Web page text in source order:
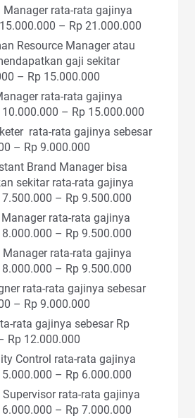
rata-rata gajinya
– Rp 21.000.000
Resource Manager atau
gaji sekitar
– Rp 15.000.000
rata-rata gajinya
10.000.000 – Rp 15.000.000
rata-rata gajinya sebesar
– Rp 9.000.000
Brand Manager bisa
sekitar rata-rata gajinya
7.500.000 – Rp 9.500.000
rata-rata gajinya
8.000.000 – Rp 9.500.000
Manager rata-rata gajinya
8.000.000 – Rp 9.500.000
rata-rata gajinya sebesar
– Rp 9.000.000
rata gajinya sebesar Rp
Rp 12.000.000
Control rata-rata gajinya
5.000.000 – Rp 6.000.000
Supervisor rata-rata gajinya
6.000.000 – Rp 7.000.000